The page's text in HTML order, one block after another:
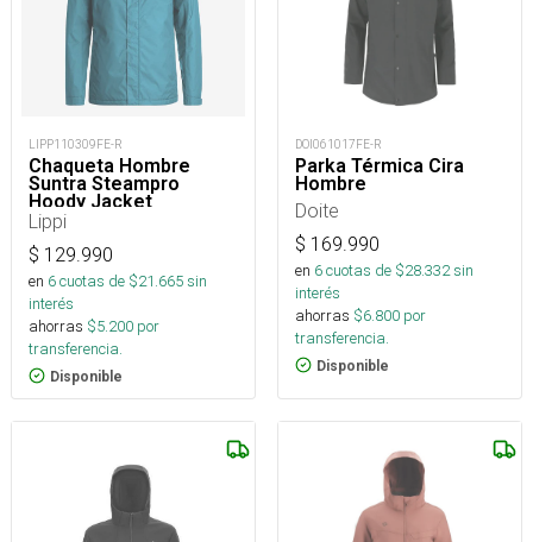
LIPP110309FE-R
Chaqueta Hombre
Suntra Steampro
Hoody Jacket
Lippi
$ 129.990
en 6cuotas de $21.665sin
interés
ahorras $5.200 por
transferencia.
Disponible
DOI061017FE-R
Parka Térmica Cira
Hombre
Doite
$ 169.990
en 6cuotas de $28.332sin
interés
ahorras $6.800 por
transferencia.
Disponible